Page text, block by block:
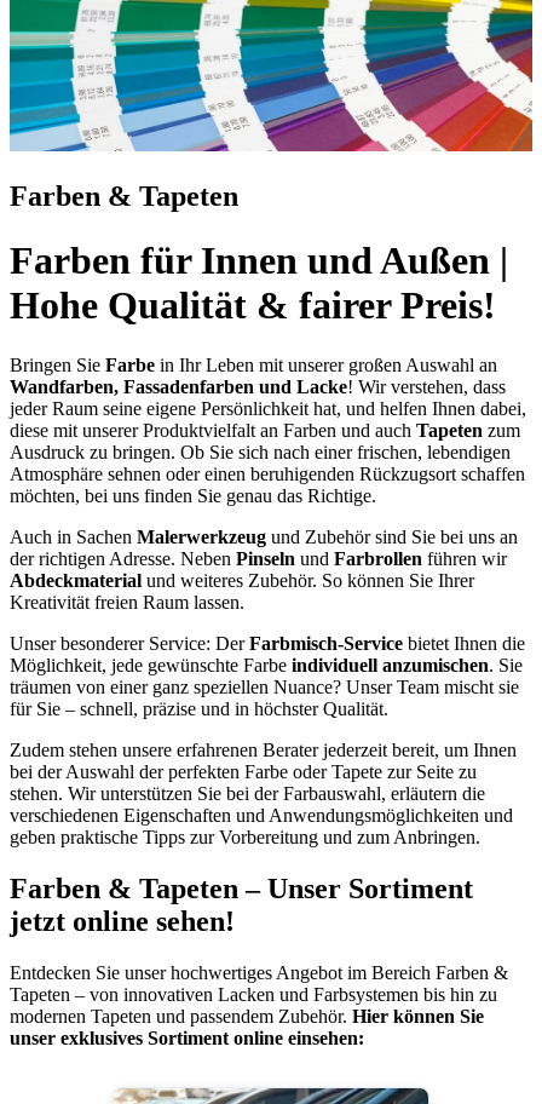
Farben & Tapeten
Farben für Innen und Außen |
Hohe Qualität & fairer Preis!
Bringen Sie Farbe in Ihr Leben mit unserer großen Auswahl an
Wandfarben, Fassadenfarben und Lacke! Wir verstehen, dass
jeder Raum seine eigene Persönlichkeit hat, und helfen Ihnen dabei,
diese mit unserer Produktvielfalt an Farben und auch Tapeten zum
Ausdruck zu bringen. Ob Sie sich nach einer frischen, lebendigen
Atmosphäre sehnen oder einen beruhigenden Rückzugsort schaffen
möchten, bei uns finden Sie genau das Richtige.
Auch in Sachen Malerwerkzeug und Zubehör sind Sie bei uns an
der richtigen Adresse. Neben Pinseln und Farbrollen führen wir
Abdeckmaterial und weiteres Zubehör. So können Sie Ihrer
Kreativität freien Raum lassen.
Unser besonderer Service: DerFarbmisch-Service bietet Ihnen die
Möglichkeit, jede gewünschte Farbe individuell anzumischen. Sie
träumen von einer ganz speziellen Nuance? Unser Team mischt sie
für Sie – schnell, präzise und in höchster Qualität.
Zudem stehen unsere erfahrenen Berater jederzeit bereit, um Ihnen
bei der Auswahl der perfekten Farbe oder Tapete zur Seite zu
stehen. Wir unterstützen Sie bei der Farbauswahl, erläutern die
verschiedenen Eigenschaften und Anwendungsmöglichkeiten und
geben praktische Tipps zur Vorbereitung und zum Anbringen.
Farben & Tapeten – Unser Sortiment
jetzt online sehen!
Entdecken Sie unser hochwertiges Angebot im Bereich Farben &
Tapeten – von innovativen Lacken und Farbsystemen bis hin zu
modernen Tapeten und passendem Zubehör. Hier können Sie
unser exklusives Sortiment online einsehen: